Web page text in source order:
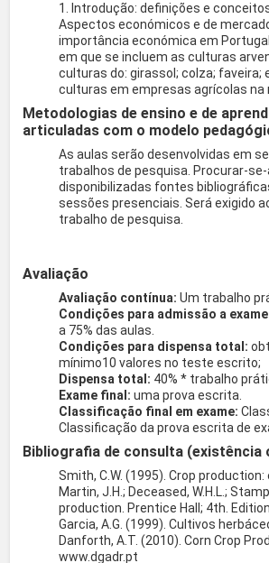
1. Introdução: definições e
Aspectos económicos e de
importância económica em
em que se incluem as culturas
culturas do: girassol; colza; faveira;
culturas em empresas agrícolas na
Metodologias de ensino e de
articuladas com o modelo
As aulas serão desenvolvidas em
trabalhos de pesquisa. Procurar-
disponibilizadas fontes
sessões presenciais. Será exigido
trabalho de pesquisa.
Avaliação
Avaliação contínua: Um trabalho
Condições para admissão a
a 75% das aulas.
Condições para dispensa total:
mínimo10 valores no teste escrito;
Dispensa total: 40% * trabalho
Exame final: uma prova escrita.
Classificação final em exame:
Classificação da prova escrita de
Bibliografia de consulta
Smith, C.W. (1995). Crop
Martin, J.H.; Deceased, W.H.L.;
production. Prentice Hall; 4th.
Garcia, A.G. (1999). Cultivos
Danforth, A.T. (2010). Corn Crop
www.dgadr.pt